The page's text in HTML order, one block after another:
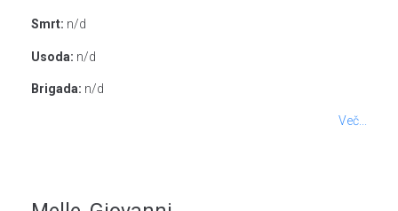
Smrt: n/d
Usoda: n/d
Brigada: n/d
Več...